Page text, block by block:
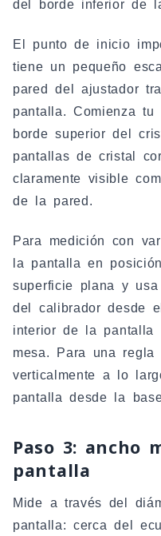
del borde inferior de
El punto de inicio
tiene un pequeño
pared del ajustador
pantalla. Comienza
borde superior del
pantallas de cristal
claramente visible
de la pared.
Para medición con
la pantalla en
superficie plana y
del calibrador desde
interior de la pantalla
mesa. Para una regla
verticalmente a lo
pantalla desde la
Paso 3: ancho
pantalla
Mide a través del
pantalla: cerca del